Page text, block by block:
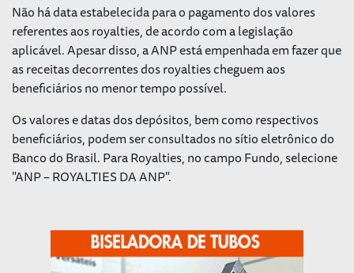
Não há data estabelecida para o pagamento dos valores
referentes aos royalties, de acordo com a legislação
aplicável. Apesar disso, a ANP está empenhada em fazer que
as receitas decorrentes dos royalties cheguem aos
beneficiários no menor tempo possível.
Os valores e datas dos depósitos, bem como respectivos
beneficiários, podem ser consultados no sítio eletrônico do
Banco do Brasil. Para Royalties, no campo Fundo, selecione
"ANP – ROYALTIES DA ANP".